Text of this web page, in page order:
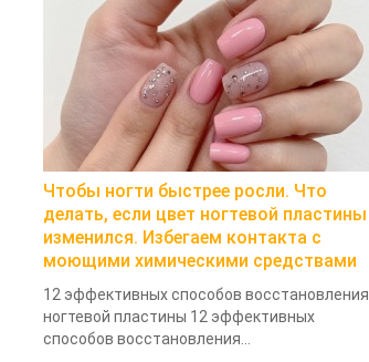
Чтобы ногти быстрее росли. Что
делать, если цвет ногтевой пластины
изменился. Избегаем контакта с
моющими химическими средствами
12 эффективных способов восстановления
ногтевой пластины 12 эффективных
способов восстановления...